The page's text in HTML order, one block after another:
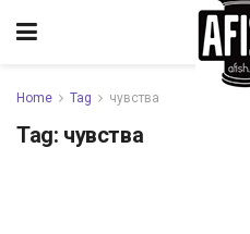
Home Tag чувства
Tag: чувства